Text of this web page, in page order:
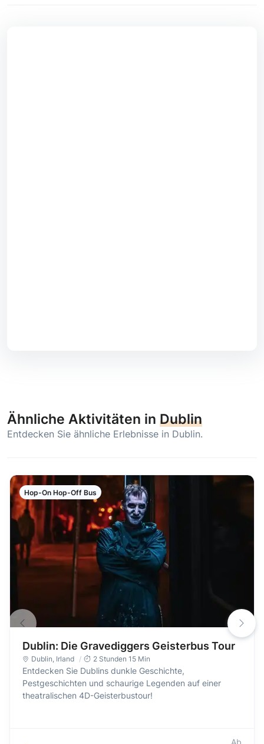
Ähnliche Aktivitäten in Dublin
Entdecken Sie ähnliche Erlebnisse in Dublin.
Hop-On Hop-Off Bus
Dublin: Die Gravediggers Geisterbus Tour
Dublin Irland 2 Stunden 15 Min
Entdecken Sie Dublins dunkle Geschichte,
Pestgeschichten und schaurige Legenden auf einer
theatralischen 4D-Geisterbustour!
Ab